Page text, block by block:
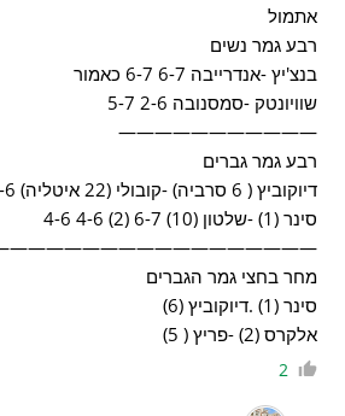
אתמול
רבע גמר נשים
בנצ'יץ -אנדרייבה 6-7 6-7 כאמור
שוויונטק -סמסנובה 2-6 5-7
———————————
רבע גמר גברים
דיוקוביץ ( 6 סרביה) -קובולי (22 איטליה) 7-6 (8-6) 2-6 5-7 4-6
סינר (1) -שלטון (10) 6-7 (2) 4-6 4-6
מחר בחצי גמר הגברים
סינר (1) .דיוקוביץ (6)
אלקרס (2) -פריץ ( 5)
2